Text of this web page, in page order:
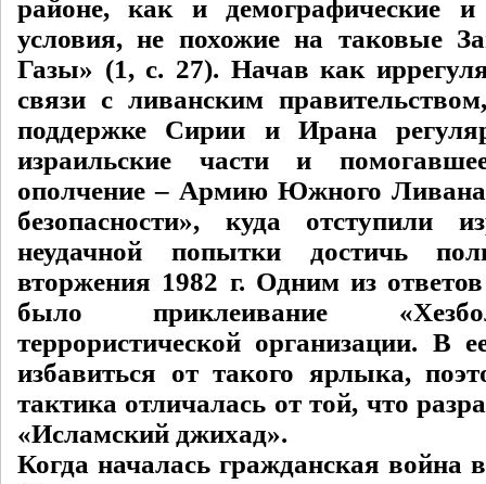
районе, как и демографические и
условия, не похожие на таковые
Газы» (1, с. 27). Начав как
связи с ливанским
поддержке Сирии и Ирана
израильские части и
ополчение – Армию Южного
безопасности», куда отступили
неудачной попытки достичь
вторжения 1982 г. Одним из
было приклеивание
террористической организации. В
избавиться от такого ярлыка,
тактика отличалась от той, что
«Исламский джихад».
Когда началась гражданская война